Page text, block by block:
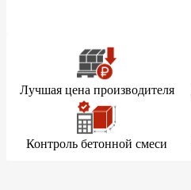
Лучшая цена производителя
Контроль бетонной смеси